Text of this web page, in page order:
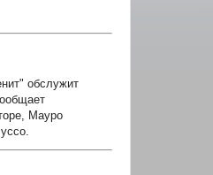
обслужит
Мауро